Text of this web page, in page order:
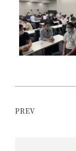
PREV